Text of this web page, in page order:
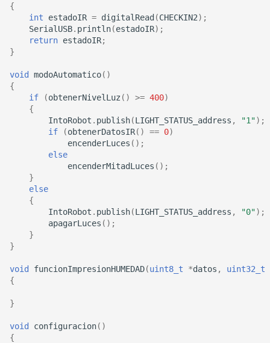
{
int
estadoIR = digitalRead(CHECKIN2);
SerialUSB. println(estadoIR);
return estadoIR;
}
void modoAutomatico()
{
if
(obtenerNivelLuz () >= 400)
{
IntoRobot . publish(LIGHT_STATUS_address , "1");
if
(obtenerDatosIR() == 0)
encenderLuces ();
else
encenderMitadLuces ();
}
else
{
IntoRobot . publish(LIGHT_STATUS_address , "0");
apagarLuces ();
}
}
void funcionImpresionHUMEDAD(uint8_t *datos ,
uint32_t
{
}
void configuracion()
{